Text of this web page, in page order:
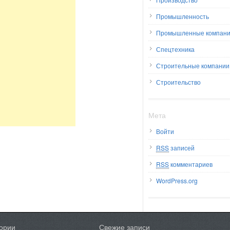
Промышленность
Промышленные
Спецтехника
Строительные компании
Строительство
Мета
Войти
RSSзаписей
RSSкомментариев
WordPress.org
Свежие записи